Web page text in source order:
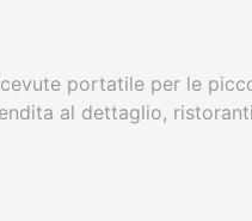
portatile per le
al dettaglio,